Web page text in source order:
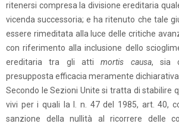
ritenersi compresa la divisione ereditaria
vicenda successoria; e ha ritenuto che tale
essere rimeditata alla luce delle critiche
con riferimento alla inclusione dello
ereditaria tra gli attimortis causa, sia
presupposta efficacia meramente dichiarativa
Secondo le Sezioni Unite si tratta di stabilire
vivi per i quali la l. n. 47 del 1985, art. 40,
sanzione della nullità al ricorrere delle